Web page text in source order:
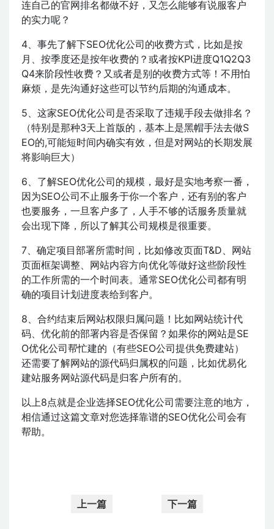
连自己的官网排名都做不好，又怎么能够有说服客户
的实力呢？
4、事先了解下SEO优化公司的收费方式，比如是按
月、按季度还是按年收费的？或者按KPI进度Q1Q2Q3
Q4来阶段性收费？又或者是别的收费方式等！不用怕
麻烦，是先沟通好这些可以节约后期的沟通成本。
5、这家SEO优化公司是否采取了违规手段去做排名？
（特别是那种3天上首版的，基本上是黑帽手法去做S
EO的,可能短时间内确实有效，但是对网站的长期发展
将影响巨大）
6、了解SEO优化公司的规模，最好是实地考察一番，
因为SEO公司不止服务于你一个客户，还有别的客户
也要服务，一旦客户多了，人手不够的话服务质量就
会出现下降，所以了解其公司规模是很重要。
7、确定项目部署所需时间，比如修改页面T&D、网站
页面框架调整、网站内容方向优化等做好这些阶段性
的工作所需的一个时间表。通常SEO优化公司都有明
确的项目计划进度表给到客户。
8、合约结束后网站权限归属问题！比如网站统计代
码、优化前的部署内容是否保留？如果你的网站是SE
O优化公司帮忙建的（有些SEO公司提供免费建站）
还需要了解网站的源代码归属权的问题，比如优易化
建站服务网站源代码是归客户所有的。
以上8点就是企业选择SEO优化公司需要注意的地方，
相信通过这篇文章对您选择靠谱的SEO优化公司会有
帮助。
上一篇 下一篇